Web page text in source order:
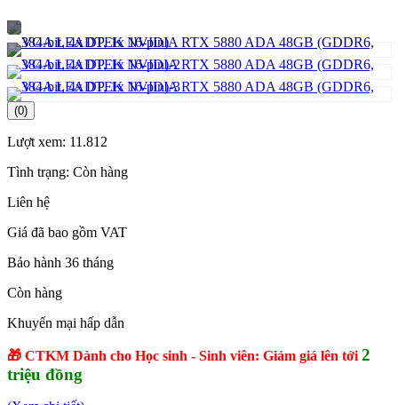
(0)
Lượt xem: 11.812
Tình trạng: Còn hàng
Liên hệ
Giá đã bao gồm VAT
Bảo hành 36 tháng
Còn hàng
Khuyến mại hấp dẫn
🎁 CTKM Dành cho Học sinh - Sinh viên: Giảm giá lên tới 2
triệu đồng